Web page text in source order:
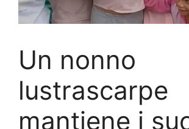
Un nonno
lustrascarpe
mantiene i